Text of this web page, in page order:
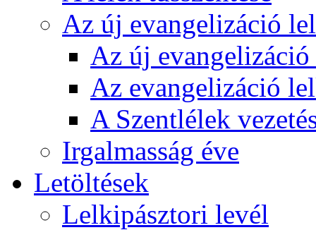
Az új evangelizáció
Az új
Az evangelizáció
A Szentlélek
Irgalmasság éve
Letöltések
Lelkipásztori levél